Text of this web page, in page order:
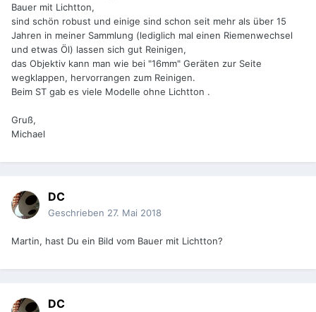
Bauer mit Lichtton,
sind schön robust und einige sind schon seit mehr als über 15
Jahren in meiner Sammlung (lediglich mal einen Riemenwechsel
und etwas Öl) lassen sich gut Reinigen,
das Objektiv kann man wie bei "16mm" Geräten zur Seite
wegklappen, hervorrangen zum Reinigen.
Beim ST gab es viele Modelle ohne Lichtton .
Gruß,
Michael
DC
Geschrieben 27. Mai 2018
Martin, hast Du ein Bild vom Bauer mit Lichtton?
DC